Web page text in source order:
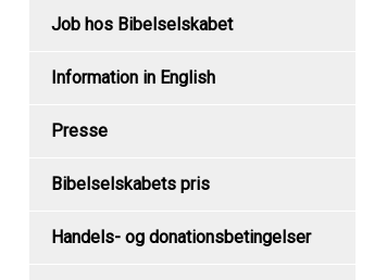
Job hos Bibelselskabet
Information in English
Presse
Bibelselskabets pris
Handels- og donationsbetingelser